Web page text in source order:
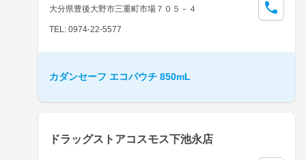
大分県豊後大野市三重町市場７０５－４
TEL: 0974-22-5577
カダンセーフ エコパウチ 850mL
ドラッグストアコスモス下池永店